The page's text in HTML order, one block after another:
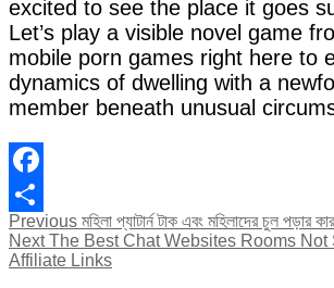
excited to see the place it goes
Let’s play a visible novel game
mobile porn games right here to
dynamics of dwelling with a
member beneath unusual
Facebook
Share
Post
navigation
Previous Previous
post:
মহিলা প্যাটার্ন টাক এবং মহিলাদের চুল পড়ার
Next Next
post:
The Best Chat Websites Rooms Not
Affiliate Links